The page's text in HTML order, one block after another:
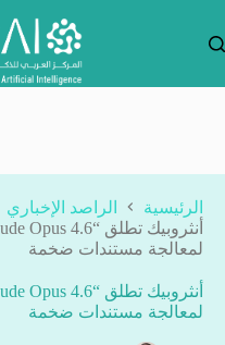
المحتوى
الرئيسية
الراصد الإخباري
لمعالجة مستندات ضخمة
لمعالجة مستندات ضخمة